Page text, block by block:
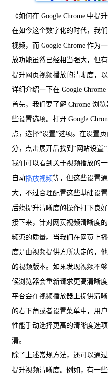
《如何在 Google Chrome 中提
在如今这个数字化的时代，我
视频，而 Google Chrome 作为
放功能虽然已经相当强大，但
提升网页视频播放的清晰度，
详细介绍一下在 Google
首先，我们要了解 Chrome 浏
些设置选项。打开 Google
点，选择“设置”选项。在设置
分，点击展开后找到“网站设置
我们可以看到关于视频播放的
自动播放视频等，但这些设置
大，不过合理配置这些基础设
后续提升清晰度的操作打下良好
接下来，针对网页视频清晰度
频源的质量。当我们在网页上
度是由视频提供方所决定的，
的视频版本。如果发现视频不
候浏览器会重新请求更高清晰
平台会在视频播放器上提供清
的右下角或者设置菜单中，用
性能手动选择更高的清晰度选
清。
除了上述常规方法，还可以通
提升视频清晰度。例如，有一